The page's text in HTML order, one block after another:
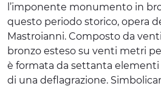
l’imponente monumento in
questo periodo storico, opera
Mastroianni. Composto da
bronzo esteso su venti metri
è formata da settanta elementi
di una deflagrazione.